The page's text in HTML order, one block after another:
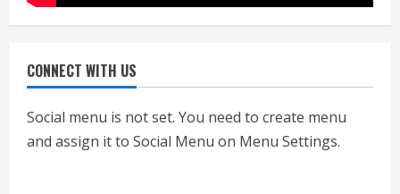
CONNECT WITH US
Social menu is not set. You need to create menu
and assign it to Social Menu on Menu Settings.
July 24, 2026
1
एचईआरसी के अध्यक्ष नंद लाल का निधन